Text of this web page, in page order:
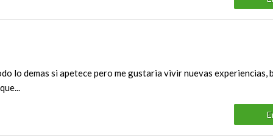
lo demas si apetece pero me gustaria vivir nuevas experiencias,